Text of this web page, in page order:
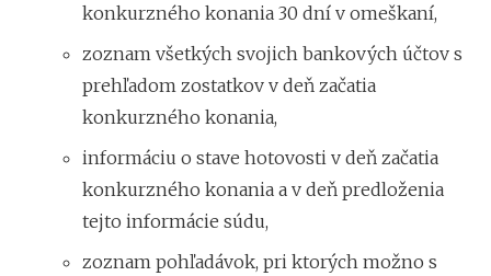
konkurzného konania 30 dní v omeškaní,
zoznam všetkých svojich bankových účtov s
prehľadom zostatkov v deň začatia
konkurzného konania,
informáciu o stave hotovosti v deň začatia
konkurzného konania a v deň predloženia
tejto informácie súdu,
zoznam pohľadávok, pri ktorých možno s